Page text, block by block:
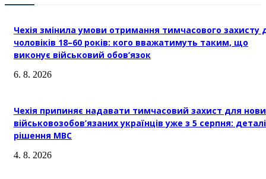
Чехія змінила умови отримання тимчасового захисту
чоловіків 18–60 років: кого вважатимуть таким, що
виконує військовий обов’язок
6. 8. 2026
Чехія припиняє надавати тимчасовий захист для
військовозобов’язаних українців уже з 5 серпня: деталі
рішення МВС
4. 8. 2026